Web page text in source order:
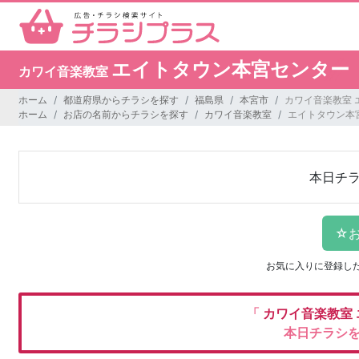
カワイ音楽教室 エイトタウン本宮センター
ホーム 都道府県からチラシを探す 福島県 本宮市
カワイ音楽教室
ホーム
お店の名前からチラシを探す カワイ音楽教室 エイトタウン本
本日チ
お気に入りに登録し
「 カワイ音楽教室
本日チラシ